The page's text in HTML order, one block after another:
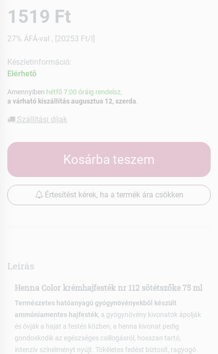
1519 Ft
27% ÁFÁ-val , [20253 Ft/l]
Készletinformáció:
Elérhetõ
Amennyiben hétfő 7:00 óráig rendelsz,
a várható kiszállítás augusztus 12, szerda.
Szállítási díjak
Kosárba teszem
Értesítést kérek, ha a termék ára csökken
Leírás
Henna Color krémhajfesték nr 112 sötétszőke 75 ml
Természetes hatóanyagú gyógynövényekből készült
ammóniamentes hajfesték , a gyógynövény kivonatok ápolják
és óvják a hajat a festés közben, a henna kivonat pedig
gondoskodik az egészséges csillogásról, hosszan tartó,
intenzív színélményt nyújt. Tökéletes fedést biztosít, ragyogó